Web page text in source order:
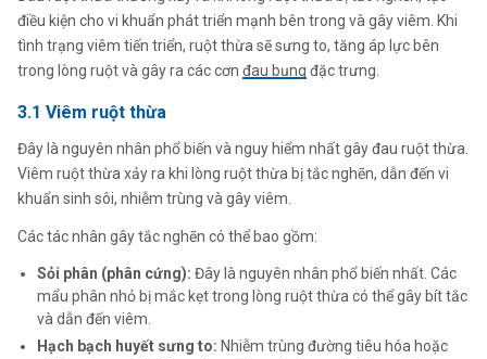
điều kiện cho vi khuẩn phát triển mạnh bên trong và gây viêm. Khi
tình trạng viêm tiến triển, ruột thừa sẽ sưng to, tăng áp lực bên
trong lòng ruột và gây ra các cơn đau bụng đặc trưng.
3.1 Viêm ruột thừa
Đây là nguyên nhân phổ biến và nguy hiểm nhất gây đau ruột thừa.
Viêm ruột thừa xảy ra khi lòng ruột thừa bị tắc nghẽn, dẫn đến vi
khuẩn sinh sôi, nhiễm trùng và gây viêm.
Các tác nhân gây tắc nghẽn có thể bao gồm:
Sỏi phân (phân cứng): Đây là nguyên nhân phổ biến nhất. Các
mẩu phân nhỏ bị mắc kẹt trong lòng ruột thừa có thể gây bít tắc
và dẫn đến viêm.
Hạch bạch huyết sưng to: Nhiễm trùng đường tiêu hóa hoặc